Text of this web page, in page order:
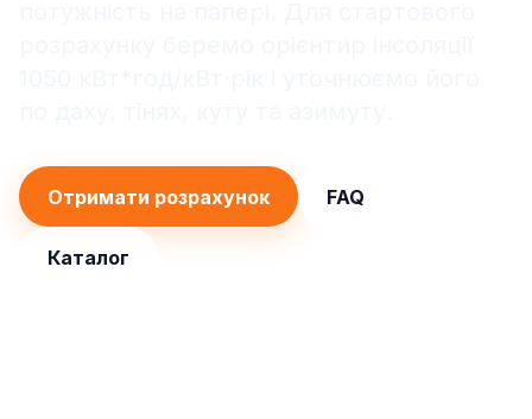
Отримати розрахунок FAQ
Каталог